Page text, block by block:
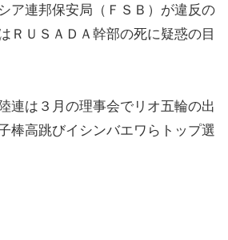
ア連邦保安局（ＦＳＢ）が違反の
ＲＵＳＡＤＡ幹部の死に疑惑の目
連は３月の理事会でリオ五輪の出
棒高跳びイシンバエワらトップ選